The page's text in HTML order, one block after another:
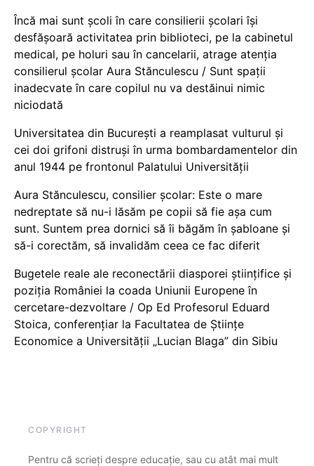
Încă mai sunt școli în care consilierii școlari își
desfășoară activitatea prin biblioteci, pe la cabinetul
medical, pe holuri sau în cancelarii, atrage atenția
consilierul școlar Aura Stănculescu / Sunt spații
inadecvate în care copilul nu va destăinui nimic
niciodată
Universitatea din București a reamplasat vulturul și
cei doi grifoni distruși în urma bombardamentelor din
anul 1944 pe frontonul Palatului Universității
Aura Stănculescu, consilier școlar: Este o mare
nedreptate să nu-i lăsăm pe copii să fie așa cum
sunt. Suntem prea dornici să îi băgăm în șabloane și
să-i corectăm, să invalidăm ceea ce fac diferit
Bugetele reale ale reconectării diasporei științifice și
poziția României la coada Uniunii Europene în
cercetare-dezvoltare / Op Ed Profesorul Eduard
Stoica, conferențiar la Facultatea de Științe
Economice a Universității „Lucian Blaga” din Sibiu
COPYRIGHT
Pentru că scrieți despre educație, sau cu atât mai mult